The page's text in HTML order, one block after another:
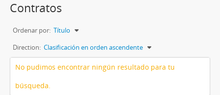
Contratos
Ordenar por: Título
Direction: Clasificación en orden ascendente
No pudimos encontrar ningún resultado para tu
búsqueda.